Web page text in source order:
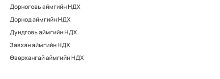
Дорноговь аймгийн НДХ
Дорнод аймгийн НДХ
Дундговь аймгийн НДХ
Завхан аймгийн НДХ
Өвөрхангай аймгийн НДХ